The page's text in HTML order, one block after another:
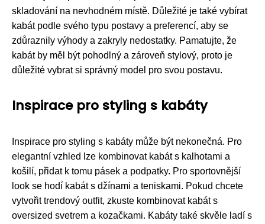
skladování na nevhodném místě. Důležité je také vybírat
kabát podle svého typu postavy a preferencí, aby se
zdůraznily výhody a zakryly nedostatky. Pamatujte, že
kabát by měl být pohodlný a zároveň stylový, proto je
důležité vybrat si správný model pro svou postavu.
Inspirace pro styling s kabáty
Inspirace pro styling s kabáty může být nekonečná. Pro
elegantní vzhled lze kombinovat kabát s kalhotami a
košilí, přidat k tomu pásek a podpatky. Pro sportovnější
look se hodí kabát s džínami a teniskami. Pokud chcete
vytvořit trendový outfit, zkuste kombinovat kabát s
oversized svetrem a kozačkami. Kabáty také skvěle ladí s